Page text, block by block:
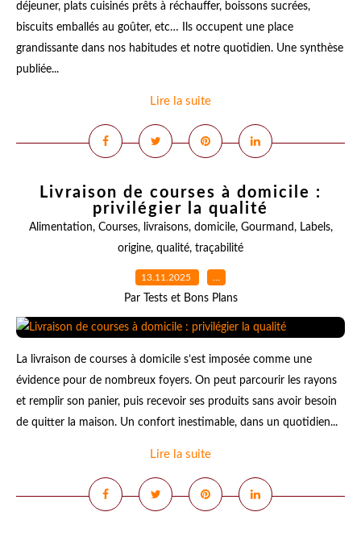
déjeuner, plats cuisinés prêts à réchauffer, boissons sucrées,
biscuits emballés au goûter, etc… Ils occupent une place
grandissante dans nos habitudes et notre quotidien. Une synthèse
publiée...
Lire la suite
Livraison de courses à domicile :
privilégier la qualité
Alimentation, Courses, livraisons, domicile, Gourmand, Labels,
origine, qualité, traçabilité
13.11.2025 …
Par Tests et Bons Plans
La livraison de courses à domicile s’est imposée comme une
évidence pour de nombreux foyers. On peut parcourir les rayons
et remplir son panier, puis recevoir ses produits sans avoir besoin
de quitter la maison. Un confort inestimable, dans un quotidien...
Lire la suite